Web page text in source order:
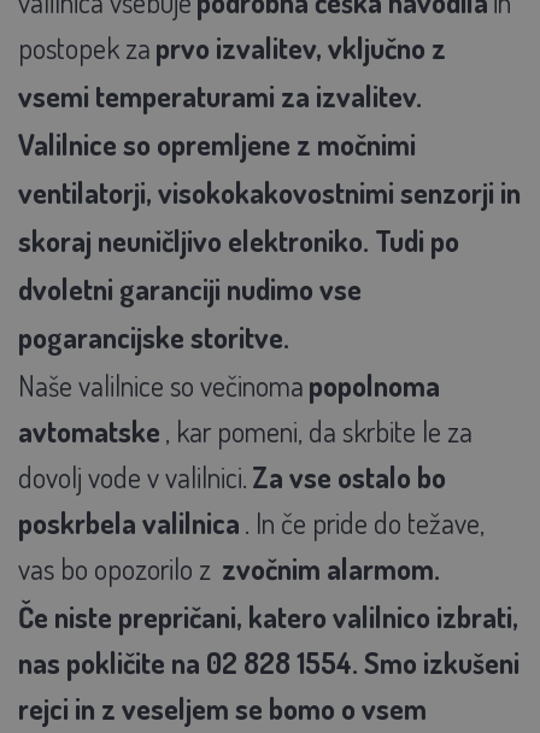
postopek zaprvo izvalitev, vključno z
vsemi temperaturami za izvalitev.
Valilnice so opremljene z močnimi
ventilatorji, visokokakovostnimi senzorji in
skoraj neuničljivo elektroniko. Tudi po
dvoletni garanciji nudimo vse
pogarancijske storitve.
Naše valilnice so večinomapopolnoma
avtomatske, kar pomeni, da skrbite le za
dovolj vode v valilnici.Za vse ostalo bo
poskrbela valilnica. In če pride do težave,
vas bo opozorilo z zvočnim alarmom.
Če niste prepričani, katero valilnico izbrati,
nas pokličite na 02 828 1554. Smo izkušeni
rejci in z veseljem se bomo o vsem